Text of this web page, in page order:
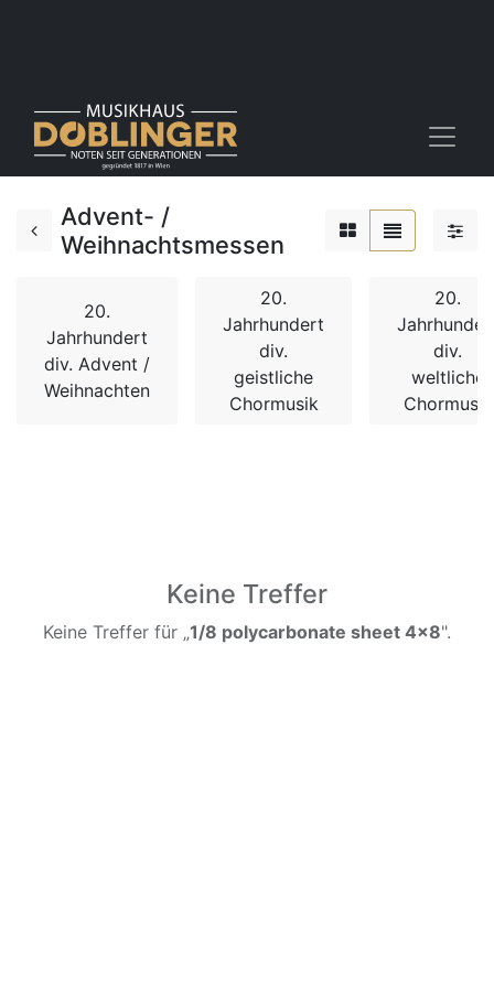
Advent- /
Weihnachtsmessen
20.
Jahrhundert
div. Advent /
Weihnachten
20.
Jahrhundert
div.
geistliche
Chormusik
20.
div.
weltliche
Chormusik
Keine Treffer
Keine Treffer für „1/8 polycarbonate sheet 4x8".